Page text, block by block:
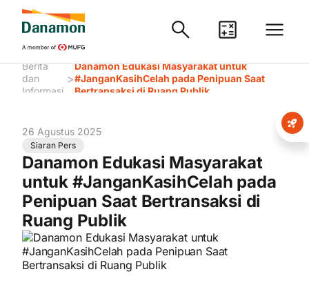
Berita
dan
Informasi
>
Danamon Edukasi Masyarakat untuk
#JanganKasihCelah pada Penipuan Saat
Bertransaksi di Ruang Publik
26 Agustus 2025
Siaran Pers
Danamon Edukasi Masyarakat
untuk #JanganKasihCelah pada
Penipuan Saat Bertransaksi di
Ruang Publik